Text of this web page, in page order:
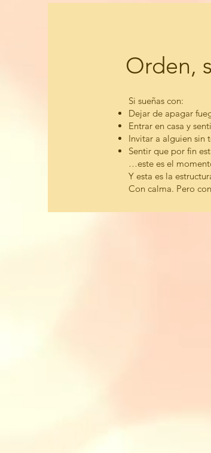
Orden,
Si sueñas con:
Dejar de apagar
Entrar en casa y
Invitar a alguien sin
Sentir que por fin
…este es el
Y esta es la
Con calma. Pero